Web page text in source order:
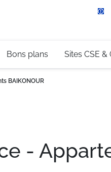
+33 (0)4 79 96
Bons plans Sites CSE &
BAIKONOUR
-